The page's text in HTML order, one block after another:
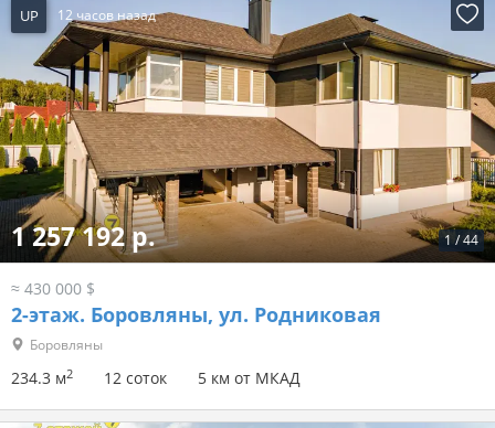
UP 12 часов назад
1/44
1 257 192 р.
≈ 430 000 $
2-этаж. Боровляны, ул. Родниковая
Боровляны
234.3 м2 12 соток 5 км от МКАД